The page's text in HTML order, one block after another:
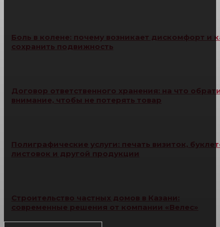
Боль в колене: почему возникает дискомфорт и
сохранить подвижность
Договор ответственного хранения: на что
внимание, чтобы не потерять товар
Полиграфические услуги: печать визиток,
листовок и другой продукции
Строительство частных домов в Казани:
современные решения от компании «Велес»